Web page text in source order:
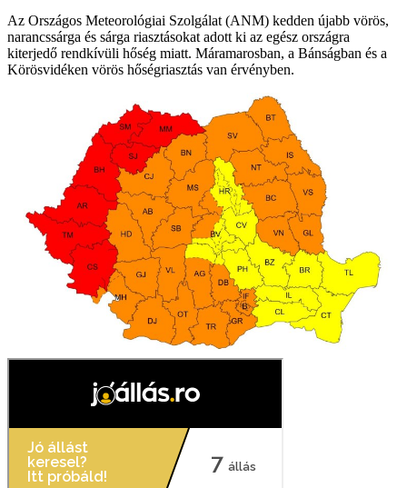
Az Országos Meteorológiai Szolgálat (ANM) kedden újabb vörös,
narancssárga és sárga riasztásokat adott ki az egész országra
kiterjedő rendkívüli hőség miatt. Máramarosban, a Bánságban és a
Körösvidéken vörös hőségriasztás van érvényben.